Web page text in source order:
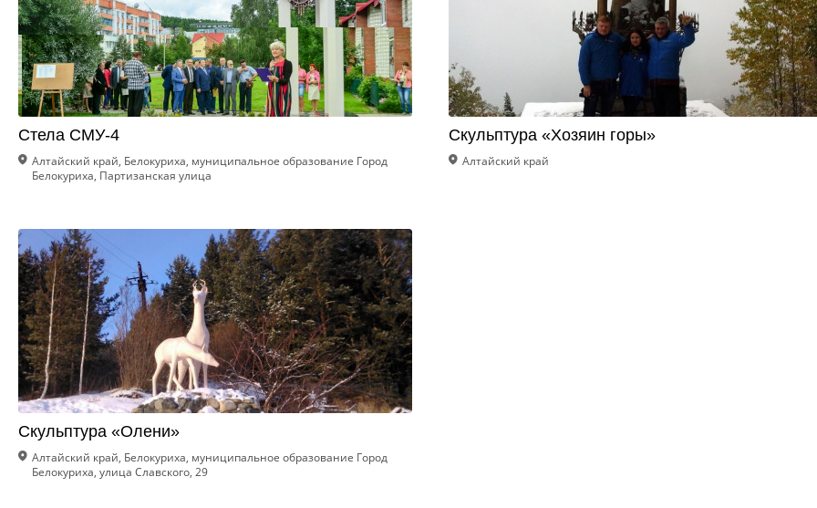
Стела СМУ-4
Алтайский край, Белокуриха, муниципальное образование Город
Белокуриха, Партизанская улица
Скульптура «Хозяин горы»
Алтайский край
Скульптура «Олени»
Алтайский край, Белокуриха, муниципальное образование Город
Белокуриха, улица Славского, 29